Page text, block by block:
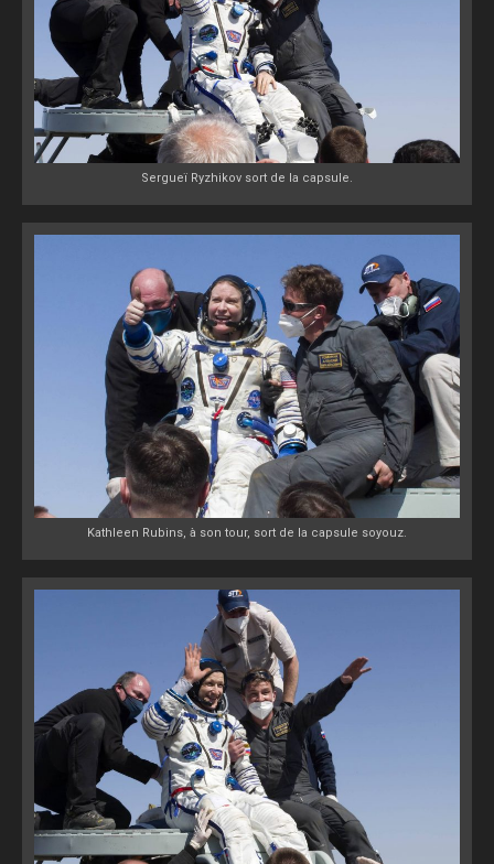
Sergueï Ryzhikov sort de la capsule.
Kathleen Rubins, à son tour, sort de la capsule soyouz.